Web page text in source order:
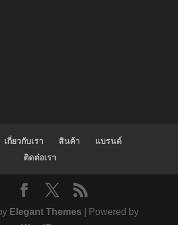
เกี่ยวกับเรา สินค้า
แบรนด์
ติดต่อเรา
Elegant Themes | Powered by